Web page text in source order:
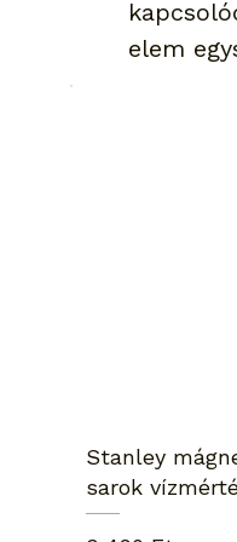
elem
Stanley
sarok